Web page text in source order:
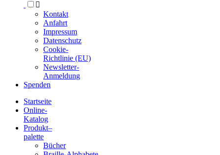

Kontakt
Anfahrt
Impressum
Datenschutz
Cookie-
Richtlinie (EU)
Newsletter-
Anmeldung
Spenden
Blindenschrift-
Verlag
Startseite
Online-
Katalog
Produkt–
palette
Bücher